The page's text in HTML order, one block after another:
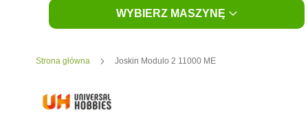
WYBIERZ MASZYNĘ
Strona główna Joskin Modulo 2 11000 ME